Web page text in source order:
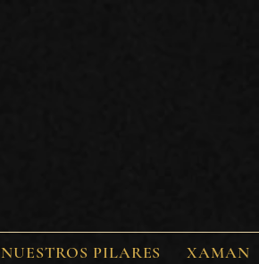
NUESTROS PILARES XAMAN